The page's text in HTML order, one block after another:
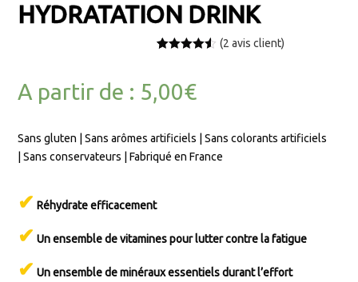
HYDRATATION DRINK
basé sur
notations
client
(2 avis client)
A partir de : 5,00€
Sans gluten | Sans arômes artificiels | Sans colorants artificiels
| Sans conservateurs | Fabriqué en France
✔ Réhydrate efficacement
✔ Un ensemble de vitamines pour lutter contre la fatigue
✔ Un ensemble de minéraux essentiels durant l’effort